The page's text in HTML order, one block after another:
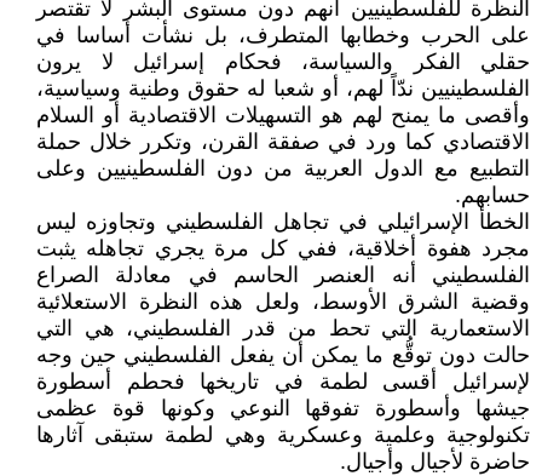
النظرة للفلسطينيين أنهم دون مستوى البشر لا تقتصر
على الحرب وخطابها المتطرف، بل نشأت أساسا في
حقلي الفكر والسياسة، فحكام إسرائيل لا يرون
الفلسطينيين ندّاً لهم، أو شعبا له حقوق وطنية وسياسية،
وأقصى ما يمنح لهم هو التسهيلات الاقتصادية أو السلام
الاقتصادي كما ورد في صفقة القرن، وتكرر خلال حملة
التطبيع مع الدول العربية من دون الفلسطينيين وعلى
حسابهم.
الخطأ الإسرائيلي في تجاهل الفلسطيني وتجاوزه ليس
مجرد هفوة أخلاقية، ففي كل مرة يجري تجاهله يثبت
الفلسطيني أنه العنصر الحاسم في معادلة الصراع
وقضية الشرق الأوسط، ولعل هذه النظرة الاستعلائية
الاستعمارية التي تحط من قدر الفلسطيني، هي التي
حالت دون توقُّع ما يمكن أن يفعل الفلسطيني حين وجه
لإسرائيل أقسى لطمة في تاريخها فحطم أسطورة
جيشها وأسطورة تفوقها النوعي وكونها قوة عظمى
تكنولوجية وعلمية وعسكرية وهي لطمة ستبقى آثارها
حاضرة لأجيال وأجيال.